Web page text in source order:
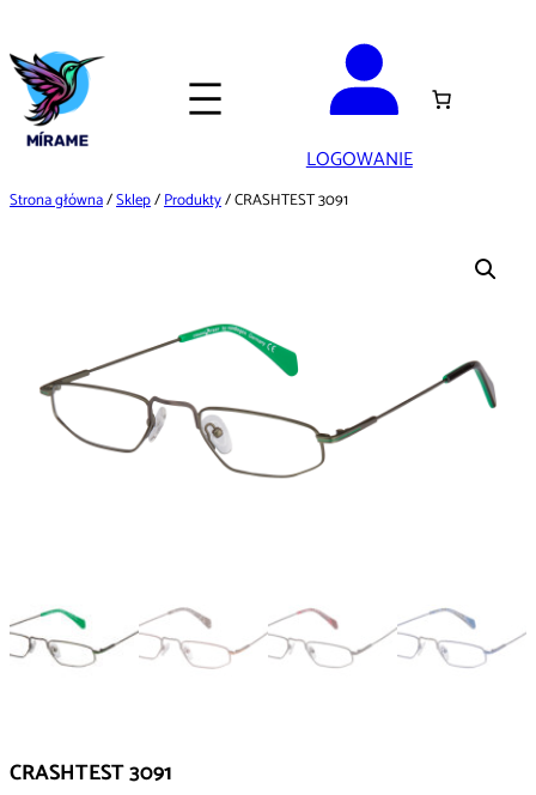
do
treści
LOGOWANIE
Strona główna/Sklep/Produkty/ CRASHTEST 3091
CRASHTEST 3091